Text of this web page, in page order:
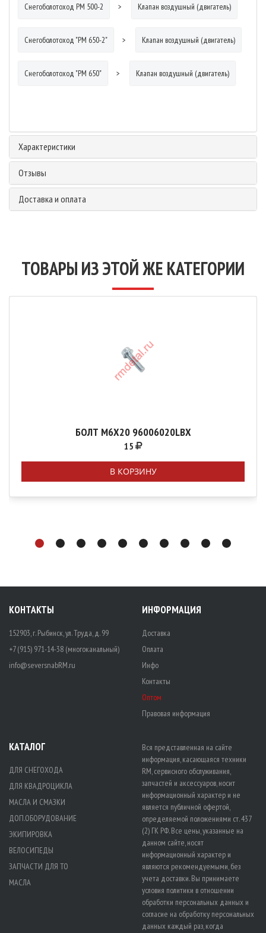
Снегоболотоход РМ 500-2 Клапан воздушный (двигатель)
Снегоболотоход "РМ 650-2" Клапан воздушный (двигатель)
Снегоболотоход "РМ 650" Клапан воздушный (двигатель)
Характеристики
Отзывы
Доставка и оплата
ТОВАРЫ ИЗ ЭТОЙ ЖЕ КАТЕГОРИИ
БОЛТ М6Х20 96006020LBX
15
В КОРЗИНУ
КОНТАКТЫ
152903, г. Рыбинск, ул. Труда, д. 99
+7 (915) 971-14-38 (многоканальный)
info@seversnabRM.ru
ИНФОРМАЦИЯ
Доставка
Оплата
Инфо
Контакты
Оптом
Правовая информация
КАТАЛОГ
ДЛЯ СНЕГОХОДА
ДЛЯ КВАДРОЦИКЛА
МАСЛА И СМАЗКИ
ДОП.ОБОРУДОВАНИЕ
ЭКИПИРОВКА
ВЕЛОСИПЕДЫ
ЗАПЧАСТИ ДЛЯ ТО
МАСЛА
Вся представленная на сайте
информация, касающаяся техники
RM, сервисного обслуживания,
запчастей и аксессуаров, носит
информационный характер и не
является публичной офертой,
определяемой положениями ст. 437
(2) ГК РФ. Все цены, указанные на
данном сайте, носят
информационный характер и
являются рекомендуемыми, без
учета доставки. Вы принимаете
условия политики в отношении
обработки персональных данных и
согласие на обработку персональных
данных каждый раз, когда